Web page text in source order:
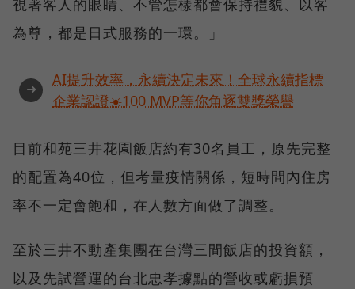
視著客人的眼睛、不管怎樣都會保持禮貌、以客
為尊，都是日式服務的一環。」
➜
AI提升效率，永續決定未來！全球永續指標
企業認證☀️100 MVP等你角逐雙獎榮譽
目前和苑三井花園飯店約有30名員工，原先完整
的配置為40位，但考量疫情關係，短時間內住房
率不一定會飽和，在人數方面做了調整。
至於三井不動產集團在台灣三間飯店的投資額，
以及先試營運的台北忠孝據點的營收或虧損預